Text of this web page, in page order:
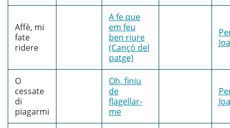
Affè, mi
fate
ridere
A fe que
em feu
ben riure
(Cançó del
patge)
O
cessate
di
piagarmi
Oh, finiu
de
flagellar-
me